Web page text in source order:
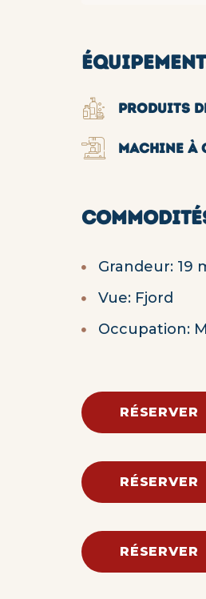
PRODUITS
MACHINE À
Grandeur: 19
Vue: Fjord
Occupation:
RÉSERVER
RÉSERVER
RÉSERVER